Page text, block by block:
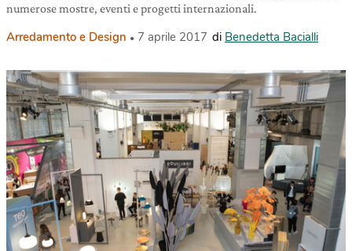
numerose mostre, eventi e progetti internazionali.
Arredamento e Design 7 aprile 2017 di Benedetta Bacialli